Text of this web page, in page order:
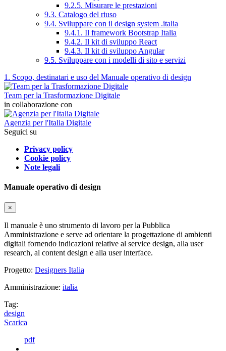
9.2.5. Misurare le prestazioni
9.3. Catalogo del riuso
9.4. Sviluppare con il design system .italia
9.4.1. Il framework Bootstrap Italia
9.4.2. Il kit di sviluppo React
9.4.3. Il kit di sviluppo Angular
9.5. Sviluppare con i modelli di sito e servizi
1. Scopo, destinatari e uso del Manuale operativo di design
Team per la Trasformazione Digitale
in collaborazione con
Agenzia per l'Italia Digitale
Seguici su
Privacy policy
Cookie policy
Note legali
Manuale operativo di design
×
Il manuale è uno strumento di lavoro per la Pubblica
Amministrazione e serve ad orientare la progettazione di ambienti
digitali fornendo indicazioni relative al service design, alla user
research, al content design e alla user interface.
Progetto: Designers Italia
Amministrazione: italia
Tag:
design
Scarica
pdf